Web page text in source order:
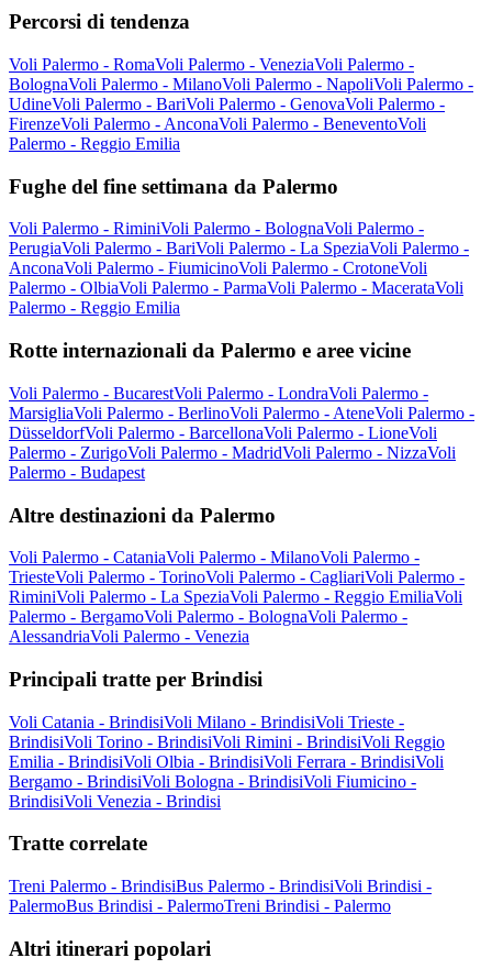
Percorsi di tendenza
Voli Palermo - RomaVoli Palermo - VeneziaVoli Palermo -
BolognaVoli Palermo - MilanoVoli Palermo - NapoliVoli Palermo -
UdineVoli Palermo - BariVoli Palermo - GenovaVoli Palermo -
FirenzeVoli Palermo - AnconaVoli Palermo - BeneventoVoli
Palermo - Reggio Emilia
Fughe del fine settimana da Palermo
Voli Palermo - RiminiVoli Palermo - BolognaVoli Palermo -
PerugiaVoli Palermo - BariVoli Palermo - La SpeziaVoli Palermo -
AnconaVoli Palermo - FiumicinoVoli Palermo - CrotoneVoli
Palermo - OlbiaVoli Palermo - ParmaVoli Palermo - MacerataVoli
Palermo - Reggio Emilia
Rotte internazionali da Palermo e aree vicine
Voli Palermo - BucarestVoli Palermo - LondraVoli Palermo -
MarsigliaVoli Palermo - BerlinoVoli Palermo - AteneVoli Palermo -
DüsseldorfVoli Palermo - BarcellonaVoli Palermo - LioneVoli
Palermo - ZurigoVoli Palermo - MadridVoli Palermo - NizzaVoli
Palermo - Budapest
Altre destinazioni da Palermo
Voli Palermo - CataniaVoli Palermo - MilanoVoli Palermo -
TriesteVoli Palermo - TorinoVoli Palermo - CagliariVoli Palermo -
RiminiVoli Palermo - La SpeziaVoli Palermo - Reggio EmiliaVoli
Palermo - BergamoVoli Palermo - BolognaVoli Palermo -
AlessandriaVoli Palermo - Venezia
Principali tratte per Brindisi
Voli Catania - BrindisiVoli Milano - BrindisiVoli Trieste -
BrindisiVoli Torino - BrindisiVoli Rimini - BrindisiVoli Reggio
Emilia - BrindisiVoli Olbia - BrindisiVoli Ferrara - BrindisiVoli
Bergamo - BrindisiVoli Bologna - BrindisiVoli Fiumicino -
BrindisiVoli Venezia - Brindisi
Tratte correlate
Treni Palermo - BrindisiBus Palermo - BrindisiVoli Brindisi -
PalermoBus Brindisi - PalermoTreni Brindisi - Palermo
Altri itinerari popolari